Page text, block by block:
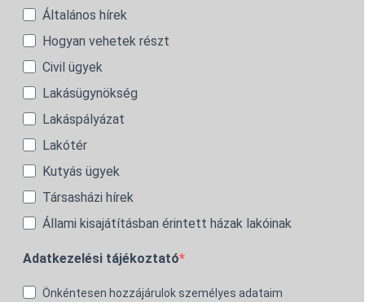
Általános hírek
Hogyan vehetek részt
Civil ügyek
Lakásügynökség
Lakáspályázat
Lakótér
Kutyás ügyek
Társasházi hírek
Állami kisajátításban érintett házak lakóinak
Adatkezelési tájékoztató
Önkéntesen hozzájárulok személyes adataim